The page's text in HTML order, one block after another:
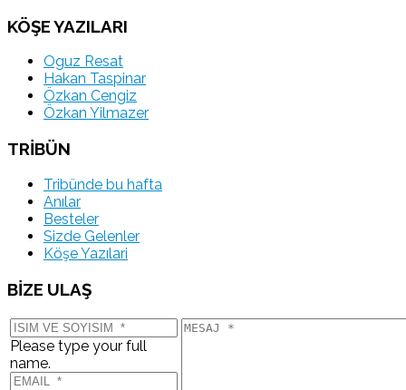
KÖŞE YAZILARI
Oguz Resat
Hakan Taspinar
Özkan Cengiz
Özkan Yilmazer
TRİBÜN
Tribünde bu hafta
Anılar
Besteler
Sizde Gelenler
Köşe Yazılari
BİZE ULAŞ
Please type your full
name.